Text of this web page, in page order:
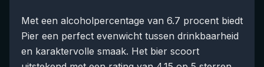
Met een alcoholpercentage van 6.7 procent biedt
Pier een perfect evenwicht tussen drinkbaarheid
en karaktervolle smaak. Het bier scoort